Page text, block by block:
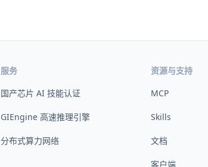
服务
国产芯片 AI 技能认证
GIEngine 高速推理引擎
分布式算力网络
资源与支持
MCP
Skills
文档
客户端